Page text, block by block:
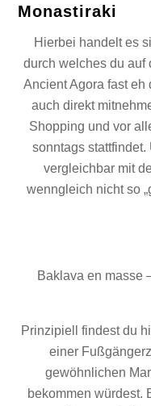
Monastiraki
Hierbei handelt es
durch welches du auf
Ancient Agora fast eh
auch direkt
Shopping und vor
sonntags
vergleichbar mit
wenngleich nicht so
Baklava en masse
Prinzipiell findest du
einer
gewöhnlichen
bekommen würdest.